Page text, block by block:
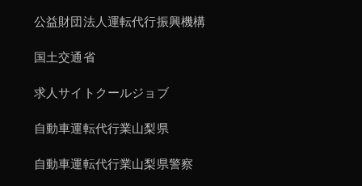
公益財団法人運転代行振興機構
国土交通省
求人サイトクールジョブ
自動車運転代行業山梨県
自動車運転代行業山梨県警察